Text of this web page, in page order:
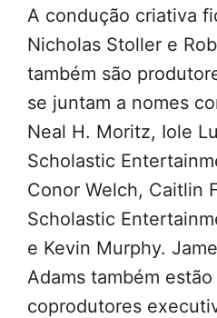
A condução criativa
Nicholas Stoller e
também são
se juntam a nomes
Neal H. Moritz, Iole
Scholastic
Conor Welch, Caitlin
Scholastic
e Kevin Murphy.
Adams também
coprodutores